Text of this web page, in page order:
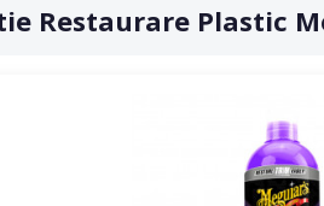
Restaurare Plastic